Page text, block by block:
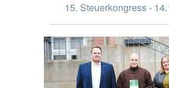
15. Steuerkongress -